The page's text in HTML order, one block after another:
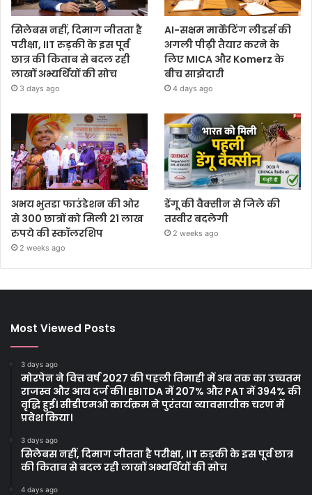
सिलेबस नहीं, दिमाग जीतता है
परीक्षा, IIT रुड़की के इस पूर्व
छात्र की किताब से बदल रही
लाखों अभ्यर्थियों की सोच
3 days ago
AI-सक्षम मार्केटिंग लीडर्स की
अगली पीढ़ी तैयार करने के
लिए MICA और Komerz के
बीच साझेदारी
4 days ago
अभय भुतडा फाउंडेशन की ओर
से 300 छात्रों को मिली 21 लाख
रुपये की स्कॉलरशिप
2 weeks ago
डेंगू की वैक्सीन से जिले की
तस्वीर बदलेगी
2 weeks ago
Most Viewed Posts
3 days ago
मोरपेन ने वित्त वर्ष 2027 की पहली तिमाही में अब तक का उच्चतम
राजस्व और आय दर्ज की। EBITDA में 207% और PAT में 394% की
वृद्धि हुई। सीडीएमओ कार्यक्रम ने पुरंतया व्यावसायीक चरण में
प्रवेश किया।
3 days ago
सिलेबस नहीं, दिमाग जीतता है परीक्षा, IIT रुड़की के इस पूर्व छात्र
की किताब से बदल रही लाखों अभ्यर्थियों की सोच
4 days ago